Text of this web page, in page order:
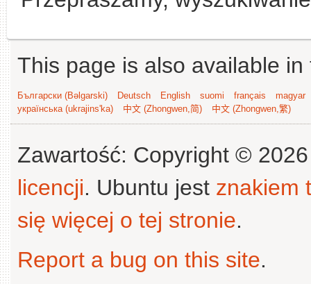
This page is also available
Български (Bəlgarski) Deutsch English suomi français
magyar
українська (ukrajins'ka)
中文 (Zhongwen,简) 中文 (Zhongwen,繁)
Zawartość: Copyright ©
licencji. Ubuntu jest znakiem
się więcej o tej stronie.
Report a bug on this site.